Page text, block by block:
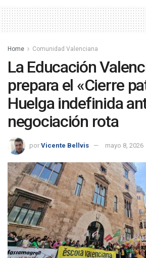
Home Comunidad Valenciana
La Educación
prepara el «Cierre
Huelga indefinida
negociación rota
por Vicente Bellvis mayo 8, 2026